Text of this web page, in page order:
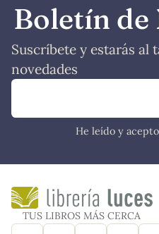
Boletín de
Suscríbete y estarás al
novedades
He leído y
TUS LIBROS MÁS CERCA